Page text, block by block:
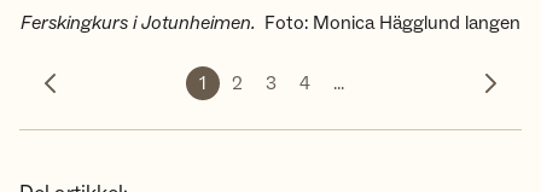
Ferskingkurs i Jotunheimen. Foto: Monica Hägglund langen
Forrige bilde
1 2 3 4 ...